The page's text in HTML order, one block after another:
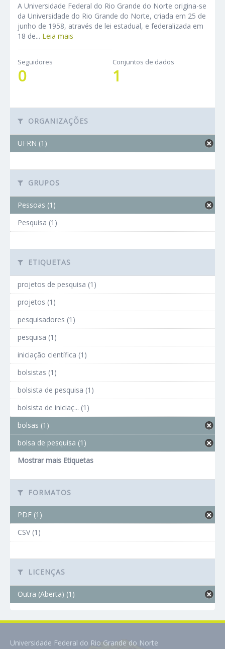
A Universidade Federal do Rio Grande do Norte origina-se
da Universidade do Rio Grande do Norte, criada em 25 de
junho de 1958, através de lei estadual, e federalizada em
18 de... Leia mais
Seguidores
0
Conjuntos de dados
1
ORGANIZAÇÕES
UFRN (1)
GRUPOS
Pessoas (1)
Pesquisa (1)
ETIQUETAS
projetos de pesquisa (1)
projetos (1)
pesquisadores (1)
pesquisa (1)
iniciação científica (1)
bolsistas (1)
bolsista de pesquisa (1)
bolsista de iniciaç... (1)
bolsas (1)
bolsa de pesquisa (1)
Mostrar mais Etiquetas
FORMATOS
PDF (1)
CSV (1)
LICENÇAS
Outra (Aberta) (1)
Universidade Federal do Rio Grande do Norte